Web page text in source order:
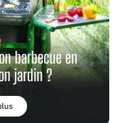
barbecue en
jardin ?